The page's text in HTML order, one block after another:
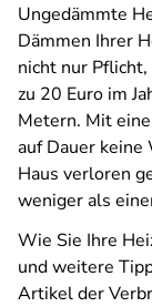
Ungedämmte
Dämmen Ihrer
nicht nur
zu 20 Euro im
Metern. Mit
auf Dauer keine
Haus verloren
weniger als
Wie Sie Ihre
und weitere
Artikel der